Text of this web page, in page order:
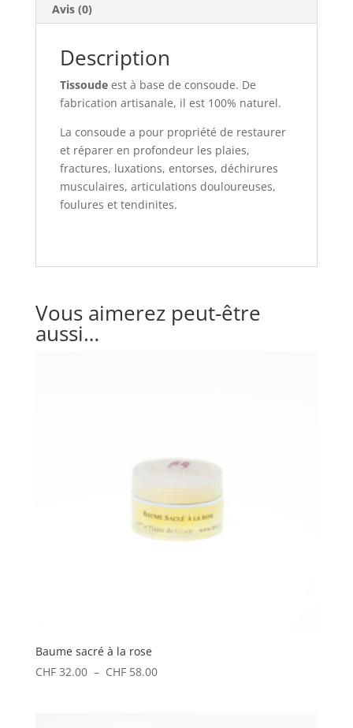
Avis (0)
Description
Tissoude est à base de consoude. De
fabrication artisanale, il est 100% naturel.
La consoude a pour propriété de restaurer
et réparer en profondeur les plaies,
fractures, luxations, entorses, déchirures
musculaires, articulations douloureuses,
foulures et tendinites.
Vous aimerez peut-être
aussi…
Baume sacré à la rose
CHF32.00 – CHF58.00Plage